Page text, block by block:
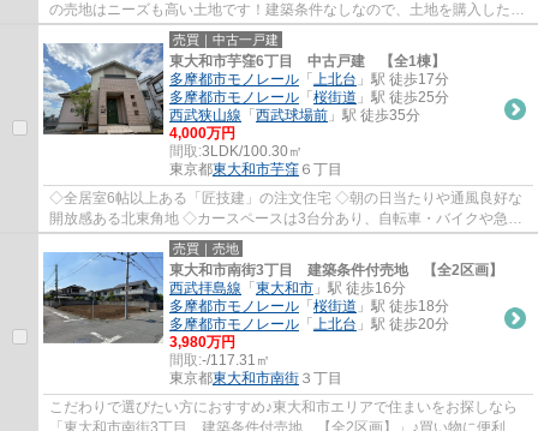
の売地はニーズも高い土地です！建築条件なしなので、土地を購入した後
はお好みのタイミングで住まいが建てられ...
売買｜中古一戸建
東大和市芋窪6丁目 中古戸建 【全1棟】
多摩都市モノレール 「 上北台 」駅 徒歩17分
多摩都市モノレール 「 桜街道 」駅 徒歩25分
西武狭山線 「 西武球場前 」駅 徒歩35分
4,000万円
間取:3LDK/100.30㎡
東京都東大和市芋窪 ６丁目
◇全居室6帖以上ある「匠技建」の注文住宅 ◇朝の日当たりや通風良好な
開放感ある北東角地 ◇カースペースは3台分あり、自転車・バイクや急な
来客にも対応できます ◇大型ウォークインクロ...
売買｜売地
東大和市南街3丁目 建築条件付売地 【全2区画】
西武拝島線 「 東大和市 」駅 徒歩16分
多摩都市モノレール 「 桜街道 」駅 徒歩18分
多摩都市モノレール 「 上北台 」駅 徒歩20分
3,980万円
間取:-/117.31㎡
東京都東大和市南街 ３丁目
こだわりで選びたい方におすすめ♪東大和市エリアで住まいをお探しなら